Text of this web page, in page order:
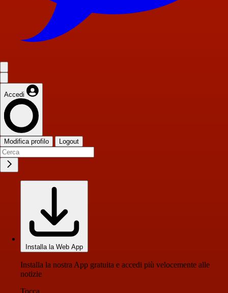
Accedi
Modifica profilo Logout
Installa la Web App
Installa la nostra App gratuita e accedi più velocemente alle
notizie